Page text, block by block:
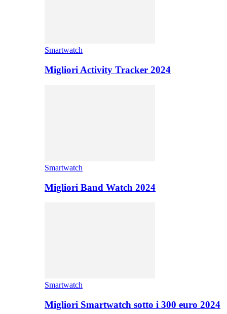
Smartwatch
Migliori Activity Tracker 2024
Smartwatch
Migliori Band Watch 2024
Smartwatch
Migliori Smartwatch sotto i 300 euro 2024